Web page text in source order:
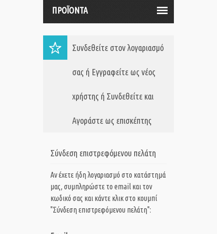
ΠΡΟΪΟΝΤΑ
Συνδεθείτε στον λογαριασμό
σας ή Εγγραφείτε ως νέος
χρήστης ή Συνδεθείτε και
Αγοράστε ως επισκέπτης
Σύνδεση επιστρεφόμενου πελάτη
Αν έχετε ήδη λογαριασμό στο κατάστημά
μας, συμπληρώστε το email και τον
κωδικό σας και κάντε κλικ στο κουμπί
"Σύνδεση επιστρεφόμενου πελάτη":